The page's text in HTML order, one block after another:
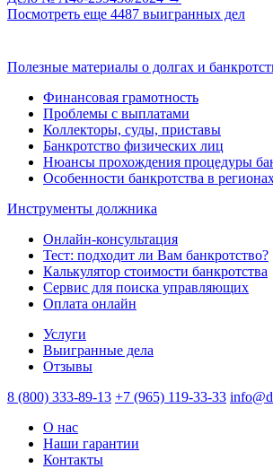
Посмотреть еще 4487 выигранных дел
Полезные материалы о долгах и
Финансовая грамотность
Проблемы с выплатами
Коллекторы, суды, приставы
Банкротство физических лиц
Нюансы прохождения процедуры
Особенности банкротства в
Инструменты должника
Онлайн-консультация
Тест: подходит ли Вам банкротство?
Калькулятор стоимости банкротства
Сервис для поиска управляющих
Оплата онлайн
Услуги
Выигранные дела
Отзывы
8 (800) 333-89-13 +7 (965) 119-33-33
О нас
Наши гарантии
Контакты